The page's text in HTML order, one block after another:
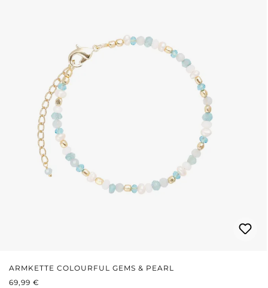
ARMKETTE COLOURFUL GEMS & PEARL
REGULÄRER PREIS:
69,99 €